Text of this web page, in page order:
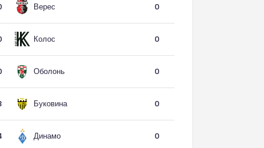
Верес 0
Колос 0
Оболонь 0
Буковина 0
Динамо 0